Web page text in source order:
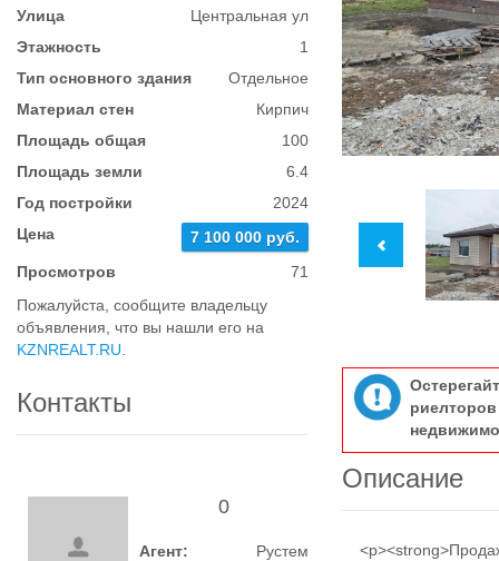
Улица
Центральная ул
Этажность
1
Тип основного здания
Отдельное
Материал стен
Кирпич
Площадь общая
100
Площадь земли
6.4
Год постройки
2024
Цена
7 100 000 руб.
Просмотров
71
Пожалуйста, сообщите владельцу
объявления, что вы нашли его на
KZNREALT.RU
Контакты
0
Агент:
Рустем
Описание